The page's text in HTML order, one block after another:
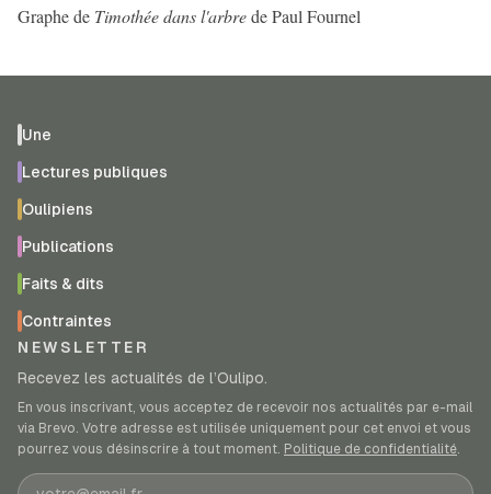
Graphe de Timothée dans l'arbrede Paul Fournel
Une
Lectures publiques
Oulipiens
Publications
Faits & dits
Contraintes
NEWSLETTER
Recevez les actualités de l’Oulipo.
En vous inscrivant, vous acceptez de recevoir nos actualités par e-mail
via Brevo. Votre adresse est utilisée uniquement pour cet envoi et vous
pourrez vous désinscrire à tout moment. Politique de confidentialité.
Adresse e-mail